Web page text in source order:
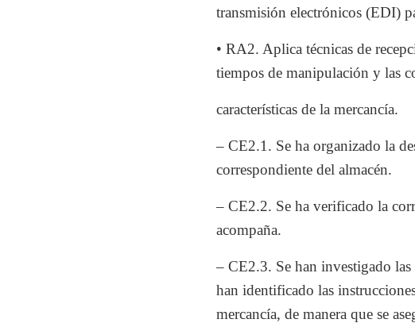
transmisión electrónicos (EDI)
• RA2. Aplica técnicas de
tiempos de manipulación y las
características de la mercancía.
– CE2.1. Se ha organizado la
correspondiente del almacén.
– CE2.2. Se ha verificado la
acompaña.
– CE2.3. Se han investigado las
han identificado las
mercancía, de manera que se